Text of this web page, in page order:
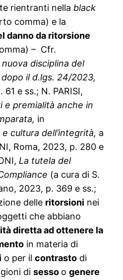
rientranti nella black
comma) e la
danno da ritorsione
– Cfr.
nuova disciplina del
il d.lgs. 24/2023,
e ss.; N. PARISI,
e premialità anche in
in
cultura dell’integrità, a
Roma, 2023, p. 280 e
La tutela del
(a cura di S.
2023, p. 369 e ss.;
delle ritorsioni nei
che abbiano
diretta ad ottenere la
in materia di
o per ilcontrasto di
disesso ogenere